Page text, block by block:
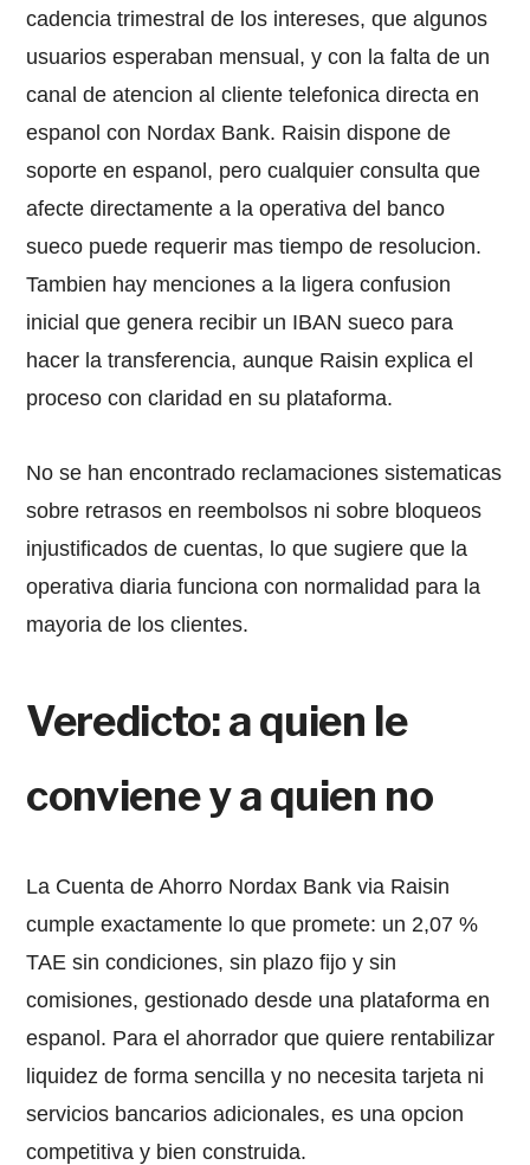
cadencia trimestral de los intereses, que algunos
usuarios esperaban mensual, y con la falta de un
canal de atencion al cliente telefonica directa en
espanol con Nordax Bank. Raisin dispone de
soporte en espanol, pero cualquier consulta que
afecte directamente a la operativa del banco
sueco puede requerir mas tiempo de resolucion.
Tambien hay menciones a la ligera confusion
inicial que genera recibir un IBAN sueco para
hacer la transferencia, aunque Raisin explica el
proceso con claridad en su plataforma.
No se han encontrado reclamaciones sistematicas
sobre retrasos en reembolsos ni sobre bloqueos
injustificados de cuentas, lo que sugiere que la
operativa diaria funciona con normalidad para la
mayoria de los clientes.
Veredicto: a quien le
conviene y a quien no
La Cuenta de Ahorro Nordax Bank via Raisin
cumple exactamente lo que promete: un 2,07 %
TAE sin condiciones, sin plazo fijo y sin
comisiones, gestionado desde una plataforma en
espanol. Para el ahorrador que quiere rentabilizar
liquidez de forma sencilla y no necesita tarjeta ni
servicios bancarios adicionales, es una opcion
competitiva y bien construida.